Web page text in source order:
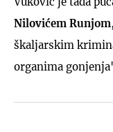
Nilovićem Runjom
škaljarskim
organima